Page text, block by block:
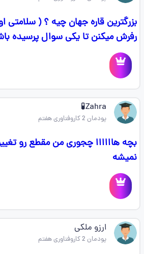
بزرگترین قاره جهان چیه ؟ ( سلامتی
رفرش میکنن تا یکی سوال پرسیده
Zahra🧪
پودمان 2 کاروفناوری هفتم
بچه هاااااا چجوری من مقطع رو
نمیشه
ارزو ملکی
پودمان 2 کاروفناوری هفتم